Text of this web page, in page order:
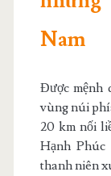
Nam
Được mệnh
vùng núi
20 km nối
Hạnh Phúc
thanh niên